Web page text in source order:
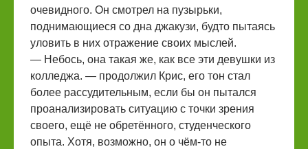
очевидного. Он смотрел на пузырьки,
поднимающиеся со дна джакузи, будто пытаясь
уловить в них отражение своих мыслей.
— Небось, она такая же, как все эти девушки из
колледжа. — продолжил Крис, его тон стал
более рассудительным, если бы он пытался
проанализировать ситуацию с точки зрения
своего, ещё не обретённого, студенческого
опыта. Хотя, возможно, он о чём-то не